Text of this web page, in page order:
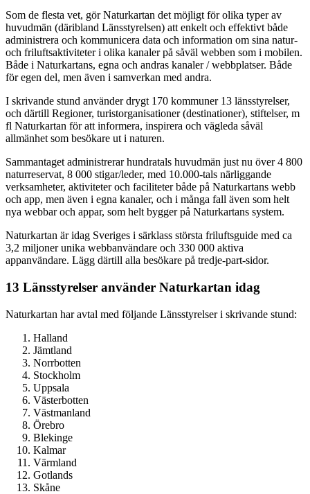
Som de flesta vet, gör Naturkartan det möjligt för olika typer av
huvudmän (däribland Länsstyrelsen) att enkelt och effektivt både
administrera och kommunicera data och information om sina natur-
och friluftsaktiviteter i olika kanaler på såväl webben som i mobilen.
Både i Naturkartans, egna och andras kanaler / webbplatser. Både
för egen del, men även i samverkan med andra.
I skrivande stund använder drygt 170 kommuner 13 länsstyrelser,
och därtill Regioner, turistorganisationer (destinationer), stiftelser, m
fl Naturkartan för att informera, inspirera och vägleda såväl
allmänhet som besökare ut i naturen.
Sammantaget administrerar hundratals huvudmän just nu över 4 800
naturreservat, 8 000 stigar/leder, med 10.000-tals närliggande
verksamheter, aktiviteter och faciliteter både på Naturkartans webb
och app, men även i egna kanaler, och i många fall även som helt
nya webbar och appar, som helt bygger på Naturkartans system.
Naturkartan är idag Sveriges i särklass största friluftsguide med ca
3,2 miljoner unika webbanvändare och 330 000 aktiva
appanvändare. Lägg därtill alla besökare på tredje-part-sidor.
13 Länsstyrelser använder Naturkartan idag
Naturkartan har avtal med följande Länsstyrelser i skrivande stund:
Halland
Jämtland
Norrbotten
Stockholm
Uppsala
Västerbotten
Västmanland
Örebro
Blekinge
Kalmar
Värmland
Gotlands
Skåne